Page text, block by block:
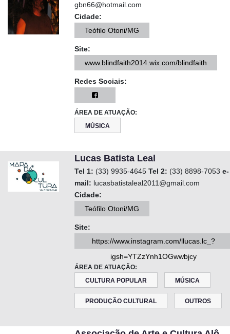
gbn66@hotmail.com
Cidade:
Teófilo Otoni/MG
Site:
www.blindfaith2014.wix.com/blindfaith
Redes Sociais:
ÁREA DE ATUAÇÃO:
MÚSICA
Lucas Batista Leal
Tel 1: (33) 9935-4645 Tel 2: (33) 8898-7053 e-
mail: lucasbatistaleal2011@gmail.com
Cidade:
Teófilo Otoni/MG
Site:
https://www.instagram.com/llucas.lc_?
igsh=YTZzYnh1OGwwbjcy
ÁREA DE ATUAÇÃO:
CULTURA POPULAR
MÚSICA
PRODUÇÃO CULTURAL OUTROS